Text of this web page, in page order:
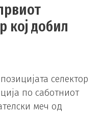
кој добил
селектор
по саботниот
меч од